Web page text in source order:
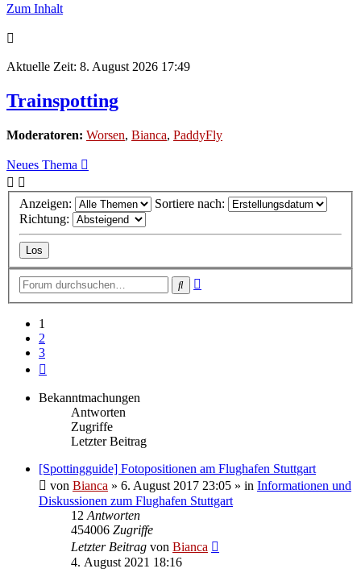
Zum Inhalt
Aktuelle Zeit: 8. August 2026 17:49
Trainspotting
Moderatoren: Worsen, Bianca, PaddyFly
Neues Thema
Anzeigen:
Sortiere nach:
Richtung:
Suche
1
2
3
Bekanntmachungen
Antworten
Zugriffe
Letzter Beitrag
[Spottingguide] Fotopositionen am Flughafen Stuttgart
von Bianca » 6. August 2017 23:05 » in Informationen und
Diskussionen zum Flughafen Stuttgart
12 Antworten
454006 Zugriffe
Letzter Beitrag von Bianca
4. August 2021 18:16